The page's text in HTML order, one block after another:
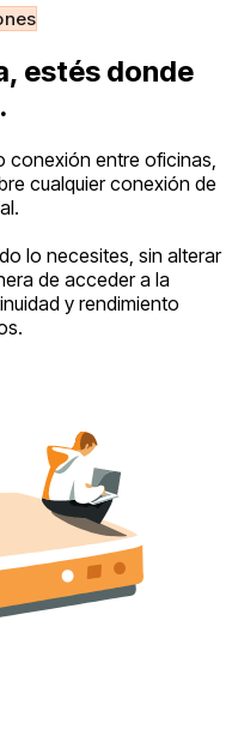
estés donde
conexión entre oficinas,
cualquier conexión de
lo necesites, sin alterar
de acceder a la
y rendimiento